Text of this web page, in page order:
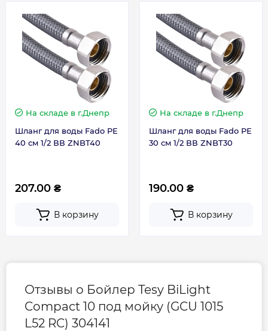
Габариты, размеры, вес
Вес брутто, кг 7.2
6.62
Высота, мм 399
Гарантия на электрическую часть 2 года
На складе в г.Днепр
Шланг для воды Fado PE
40 см 1/2 ВВ ZNBT40
207.00 ₴
В корзину
На складе в г.Днепр
Шланг для воды Fado PE
30 см 1/2 ВВ ZNBT30
190.00 ₴
В корзину
Отзывы о Бойлер Tesy BiLight
Compact 10 под мойку (GCU 1015
L52 RC) 304141